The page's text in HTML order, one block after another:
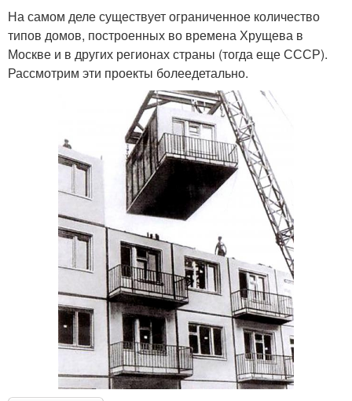
На самом деле существует ограниченное количество
типов домов, построенных во времена Хрущева в
Москве и в других регионах страны (тогда еще СССР).
Рассмотрим эти проекты болеедетально.